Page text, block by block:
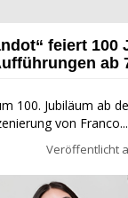
von Verona -
feiert 100
ab
100. Jubiläum ab
von Franco...
Veröffentlicht